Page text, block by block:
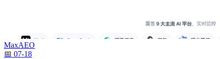
MaxAEO
📅 07-18